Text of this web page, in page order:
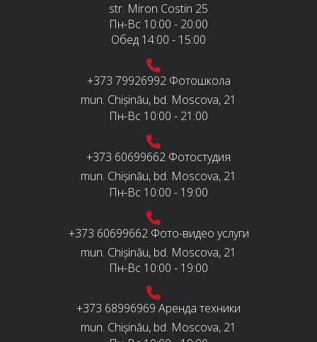
str. Miron Costin 25
Пн-Вс 10:00 - 20:00
Обед 14:00 - 15:00
+373 79926992 Фотошкола
mun. Chișinău, bd. Moscova, 21
Пн-Вс 10:00 - 21:00
+373 60699662 Фотостудия
mun. Chișinău, bd. Moscova, 21
Пн-Вс 10:00 - 19:00
+373 60699662 Фото-видео услуги
mun. Chișinău, bd. Moscova, 21
Пн-Вс 10:00 - 19:00
+373 68996969 Аренда техники
mun. Chișinău, bd. Moscova, 21